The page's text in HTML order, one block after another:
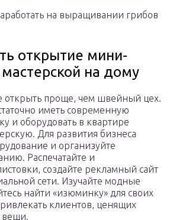
на выращивании грибов
открытие мини-
на дому
открыть проще, чем швейный цех.
иметь современную
и оборудовать в квартире
Для развития бизнеса
и организуйте
Распечатайте и
создайте рекламный сайт
сети. Изучайте модные
найти «изюминку» для своих
клиентов, ценящих
вещи.